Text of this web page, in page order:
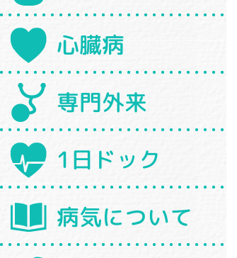
心臓病
専門外来
1日ドック
病気について